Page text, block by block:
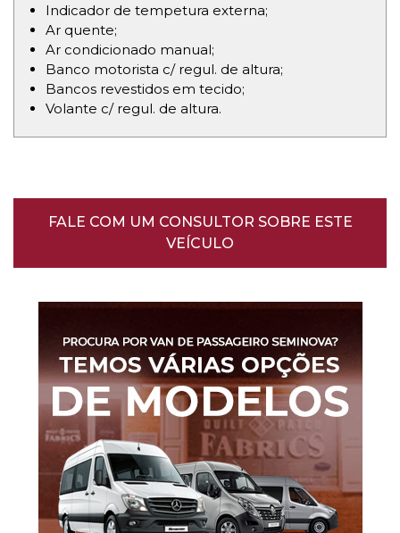
Indicador de tempetura externa;
Ar quente;
Ar condicionado manual;
Banco motorista c/ regul. de altura;
Bancos revestidos em tecido;
Volante c/ regul. de altura.
FALE COM UM CONSULTOR SOBRE ESTE
VEÍCULO